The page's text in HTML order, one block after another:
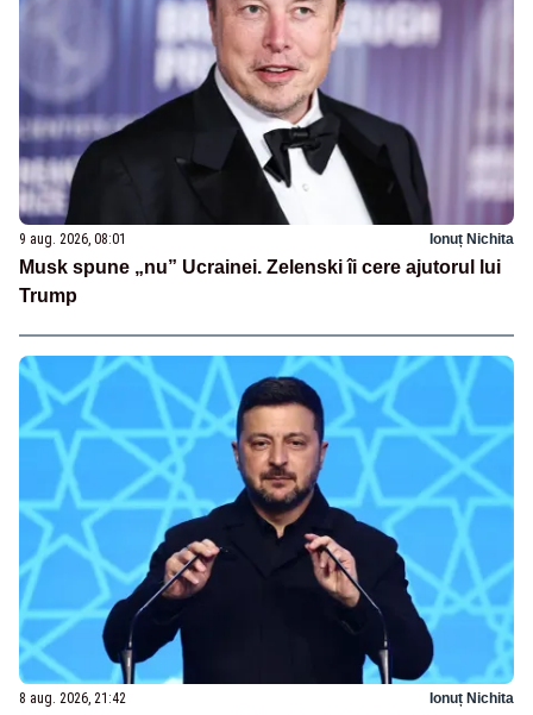
9 aug. 2026, 08:01 Ionuț Nichita
Musk spune „nu” Ucrainei. Zelenski îi cere ajutorul lui
Trump
8 aug. 2026, 21:42 Ionuț Nichita